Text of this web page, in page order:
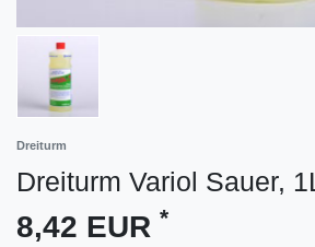
Dreiturm
Dreiturm Variol Sauer, 1L
8,42 EUR *